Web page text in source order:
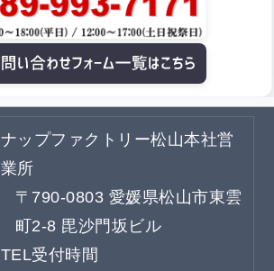
ナップファクトリー松山本社営
業所
〒790-0803 愛媛県松山市東雲
町2-8 毘沙門坂ビル
TEL受付時間